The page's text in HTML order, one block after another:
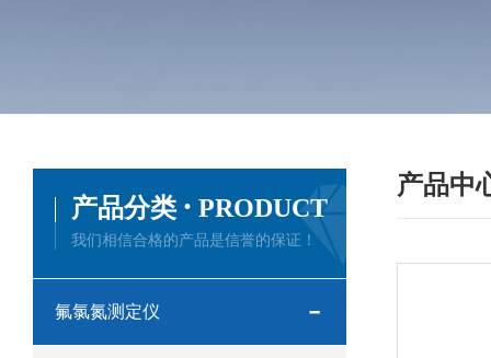
产品中
产品分类 · PRODUCT
我们相信合格的产品是信誉的保证！
氟氯氮测定仪